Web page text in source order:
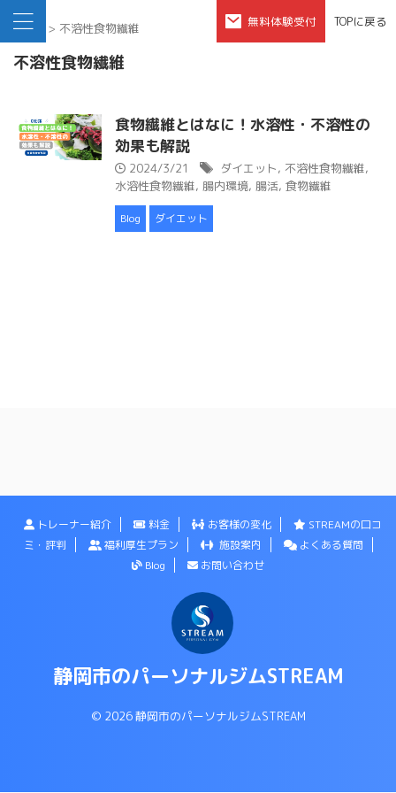
無料体験受付 TOPに戻る
HOME > 不溶性食物繊維
不溶性食物繊維
食物繊維とはなに！水溶性・不溶性の
効果も解説
2024/3/21 ダイエット, 不溶性食物繊維,
水溶性食物繊維, 腸内環境, 腸活, 食物繊維
Blog ダイエット
トレーナー紹介 料金 お客様の変化
STREAMの口コ
ミ・評判
福利厚生プラン 施設案内
よくある質問
Blog
お問い合わせ
静岡市のパーソナルジムSTREAM
© 2026 静岡市のパーソナルジムSTREAM